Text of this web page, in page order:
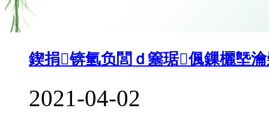
鍥捐锛氫负閭ｄ簺琚偑鏁欐墍
2021-04-02